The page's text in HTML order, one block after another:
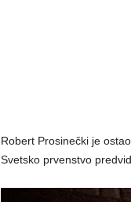
Robert Prosinečki je
Svetsko prvenstvo